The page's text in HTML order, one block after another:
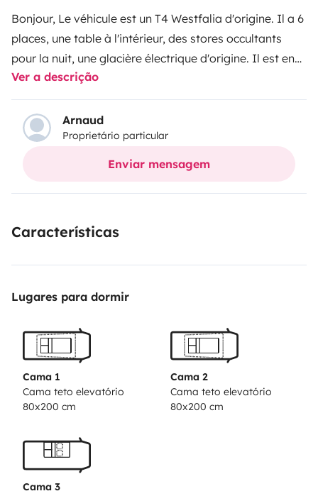
Bonjour, Le véhicule est un T4 Westfalia d'origine. Il a 6
places, une table à l'intérieur, des stores occultants
pour la nuit, une glacière électrique d'origine. Il est en
boite automatique. .
sympathique à conduire et s'adresse aux personnes
voulant rouler tranquillement sur les autoroutes et
nationales d'Europe. Il n'est pas prévu pour faire des
Pour libérer de la place un grand tiroir blanc
la famille. C est le véhicule idéal pour le camping en
Ver a descrição
Arnaud
Proprietário particular
Enviar mensagem
Características
Lugares para dormir
Cama 1
Cama teto elevatório
80x200 cm
Cama 2
Cama teto elevatório
80x200 cm
Cama 3